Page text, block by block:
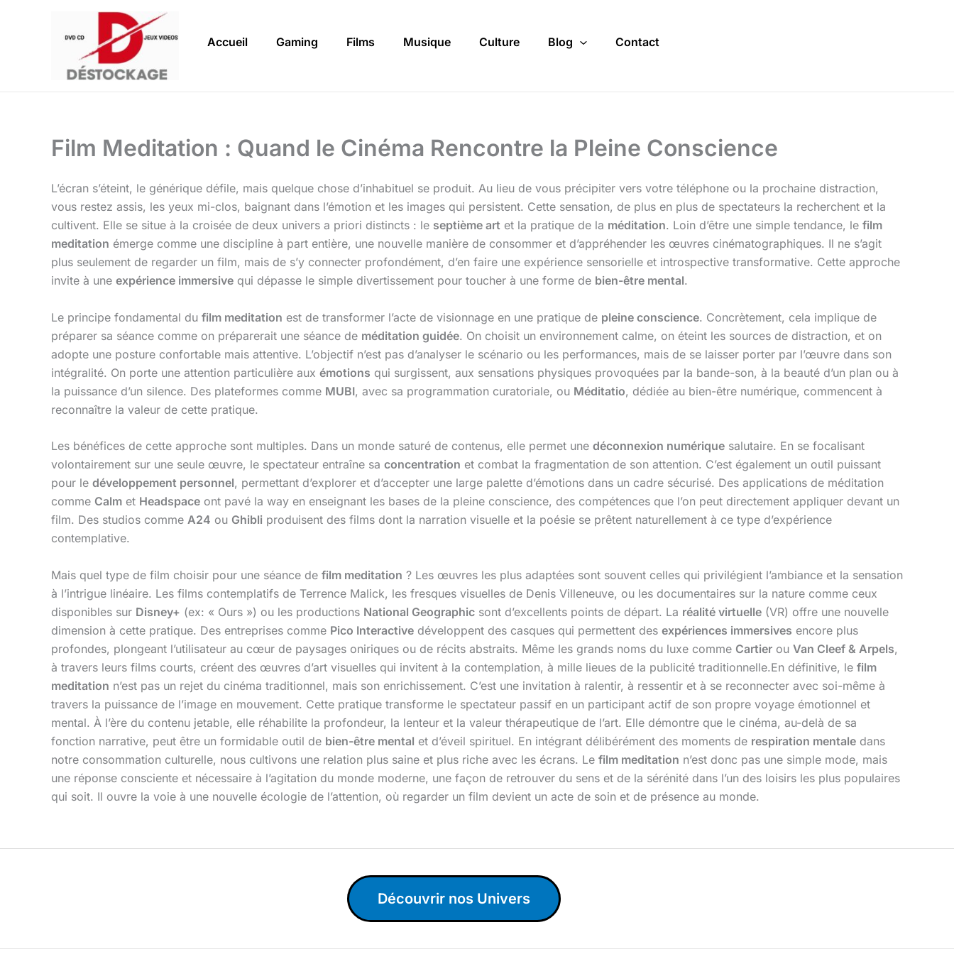
Accueil Gaming Films Musique Culture Blog Contact
Film Meditation : Quand le Cinéma Rencontre la Pleine Conscience
L’écran s’éteint, le générique défile, mais quelque chose d’inhabituel se produit. Au lieu de vous précipiter vers votre téléphone ou la prochaine distraction,
vous restez assis, les yeux mi-clos, baignant dans l’émotion et les images qui persistent. Cette sensation, de plus en plus de spectateurs la recherchent et la
cultivent. Elle se situe à la croisée de deux univers a priori distincts : le septième art et la pratique de la méditation. Loin d’être une simple tendance, le film
meditation émerge comme une discipline à part entière, une nouvelle manière de consommer et d’appréhender les œuvres cinématographiques. Il ne s’agit
plus seulement de regarder un film, mais de s’y connecter profondément, d’en faire une expérience sensorielle et introspective transformative. Cette approche
invite à une expérience immersive qui dépasse le simple divertissement pour toucher à une forme de bien-être mental.
Le principe fondamental du film meditation est de transformer l’acte de visionnage en une pratique de pleine conscience. Concrètement, cela implique de
préparer sa séance comme on préparerait une séance de méditation guidée. On choisit un environnement calme, on éteint les sources de distraction, et on
adopte une posture confortable mais attentive. L’objectif n’est pas d’analyser le scénario ou les performances, mais de se laisser porter par l’œuvre dans son
intégralité. On porte une attention particulière aux émotions qui surgissent, aux sensations physiques provoquées par la bande-son, à la beauté d’un plan ou à
la puissance d’un silence. Des plateformes comme MUBI, avec sa programmation curatoriale, ou Méditatio, dédiée au bien-être numérique, commencent à
reconnaître la valeur de cette pratique.
Les bénéfices de cette approche sont multiples. Dans un monde saturé de contenus, elle permet une déconnexion numérique salutaire. En se focalisant
volontairement sur une seule œuvre, le spectateur entraîne sa concentration et combat la fragmentation de son attention. C’est également un outil puissant
pour le développement personnel, permettant d’explorer et d’accepter une large palette d’émotions dans un cadre sécurisé. Des applications de méditation
comme Calm et Headspace ont pavé la way en enseignant les bases de la pleine conscience, des compétences que l’on peut directement appliquer devant un
film. Des studios comme A24 ou Ghibli produisent des films dont la narration visuelle et la poésie se prêtent naturellement à ce type d’expérience
contemplative.
Mais quel type de film choisir pour une séance de film meditation ? Les œuvres les plus adaptées sont souvent celles qui privilégient l’ambiance et la sensation
à l’intrigue linéaire. Les films contemplatifs de Terrence Malick, les fresques visuelles de Denis Villeneuve, ou les documentaires sur la nature comme ceux
disponibles sur Disney+ (ex: « Ours ») ou les productions National Geographic sont d’excellents points de départ. La réalité virtuelle (VR) offre une nouvelle
dimension à cette pratique. Des entreprises comme Pico Interactive développent des casques qui permettent des expériences immersives encore plus
profondes, plongeant l’utilisateur au cœur de paysages oniriques ou de récits abstraits. Même les grands noms du luxe comme Cartier ou Van Cleef & Arpels,
à travers leurs films courts, créent des œuvres d’art visuelles qui invitent à la contemplation, à mille lieues de la publicité traditionnelle.En définitive, le film
meditation n’est pas un rejet du cinéma traditionnel, mais son enrichissement. C’est une invitation à ralentir, à ressentir et à se reconnecter avec soi-même à
travers la puissance de l’image en mouvement. Cette pratique transforme le spectateur passif en un participant actif de son propre voyage émotionnel et
mental. À l’ère du contenu jetable, elle réhabilite la profondeur, la lenteur et la valeur thérapeutique de l’art. Elle démontre que le cinéma, au-delà de sa
fonction narrative, peut être un formidable outil de bien-être mental et d’éveil spirituel. En intégrant délibérément des moments de respiration mentale dans
notre consommation culturelle, nous cultivons une relation plus saine et plus riche avec les écrans. Le film meditation n’est donc pas une simple mode, mais
une réponse consciente et nécessaire à l’agitation du monde moderne, une façon de retrouver du sens et de la sérénité dans l’un des loisirs les plus populaires
qui soit. Il ouvre la voie à une nouvelle écologie de l’attention, où regarder un film devient un acte de soin et de présence au monde.
Découvrir nos Univers